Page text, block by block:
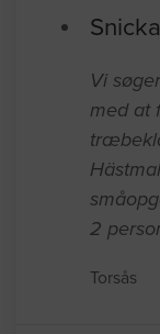
Vi
med at
2
Torsås